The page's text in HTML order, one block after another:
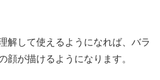
解して使えるようになれば、バラ
顔が描けるようになります。